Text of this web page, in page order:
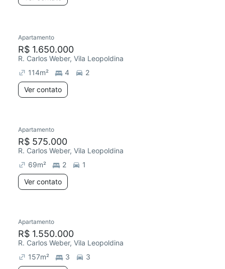
Apartamento
R$ 1.650.000
R. Carlos Weber, Vila Leopoldina
114m² 4
2
Ver contato
Apartamento
R$ 575.000
R. Carlos Weber, Vila Leopoldina
69m² 2
1
Ver contato
Apartamento
R$ 1.550.000
R. Carlos Weber, Vila Leopoldina
157m² 3
3